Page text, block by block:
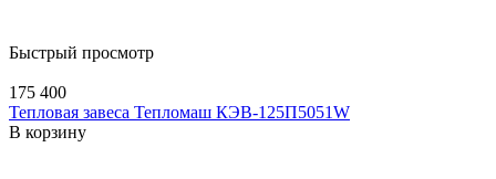
Быстрый просмотр
175 400
Тепловая завеса Тепломаш КЭВ-125П5051W
В корзину